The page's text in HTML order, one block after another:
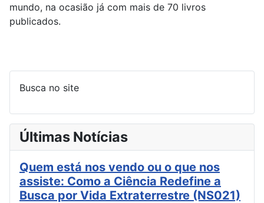
mundo, na ocasião já com mais de 70 livros
publicados.
Busca no site
Últimas Notícias
Quem está nos vendo ou o que nos
assiste: Como a Ciência Redefine a
Busca por Vida Extraterrestre (NS021)